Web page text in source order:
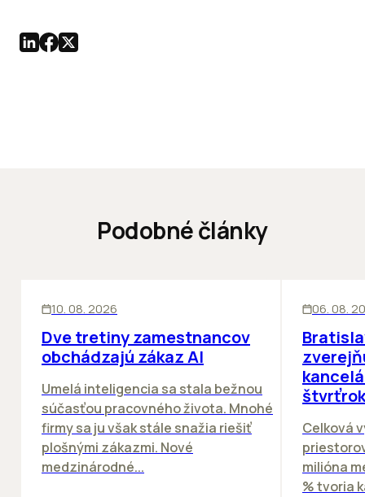
Podobné články
10. 08. 2026
Dve tretiny zamestnancov
obchádzajú zákaz AI
Umelá inteligencia sa stala bežnou
súčasťou pracovného života. Mnohé
firmy sa ju však stále snažia riešiť
plošnými zákazmi. Nové
medzinárodné...
06. 08.
Celková
milióna
% tvoria